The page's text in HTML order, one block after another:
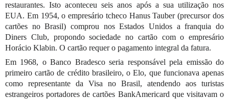
restaurantes. Isto aconteceu seis anos após a sua utilização nos
EUA. Em 1954, o empresário tcheco Hanus Tauber (precursor dos
cartões no Brasil) comprou nos Estados Unidos a franquia do
Diners Club, propondo sociedade no cartão com o empresário
Horácio Klabin. O cartão requer o pagamento integral da fatura.
Em 1968, o Banco Bradesco seria responsável pela emissão do
primeiro cartão de crédito brasileiro, o Elo, que funcionava apenas
como representante da Visa no Brasil, atendendo aos turistas
estrangeiros portadores de cartões BankAmericard que visitavam o